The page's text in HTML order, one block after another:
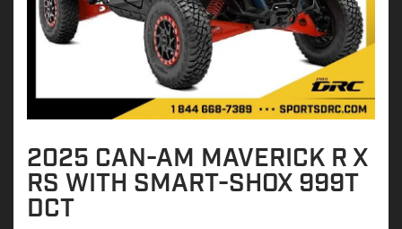
2025 CAN-AM MAVERICK R X
RS WITH SMART-SHOX 999T
DCT